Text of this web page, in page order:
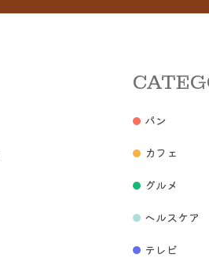
パン
カフェ
グルメ
ヘルスケア
テレビ